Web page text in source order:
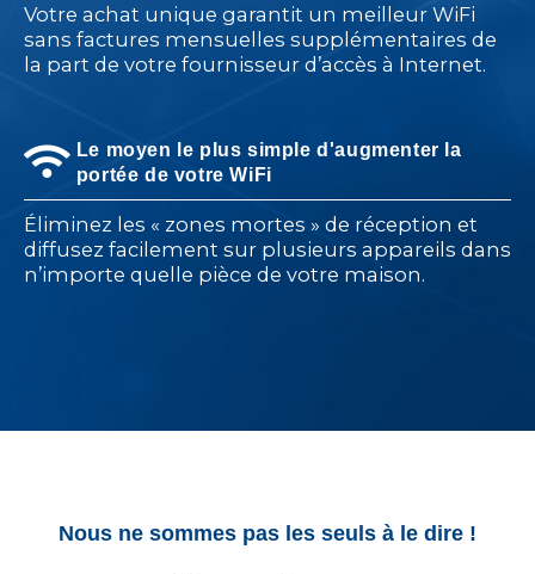
Votre achat unique garantit un meilleur WiFi
sans factures mensuelles supplémentaires de
la part de votre fournisseur d’accès à Internet.
Le moyen le plus simple d'augmenter la
portée de votre WiFi
Éliminez les « zones mortes » de réception et
diffusez facilement sur plusieurs appareils dans
n’importe quelle pièce de votre maison.
Nous ne sommes pas les seuls à le dire !